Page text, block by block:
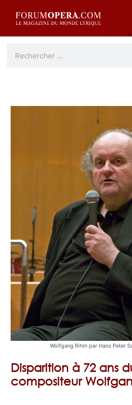
Wolfgang Rihm par Hans Peter
Disparition à 72 ans
compositeur